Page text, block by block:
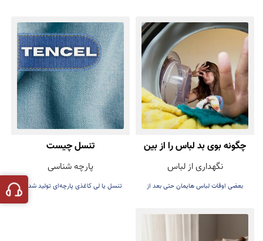
می‌شود.
چگونه بوی بد لباس را از بین
ببریم؟
نگهداری از لباس
بعضی اوقات لباس هایمان حتی بعد از
تنسل چیست
پارچه شناسی
تنسل یا لی کاغذی پارچه‌ای تولید شده از